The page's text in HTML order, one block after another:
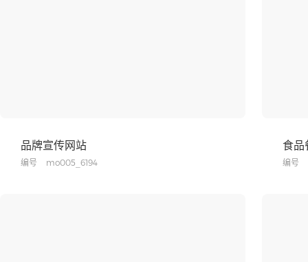
品牌宣传网站
编号 mo005_6194
食品
编号